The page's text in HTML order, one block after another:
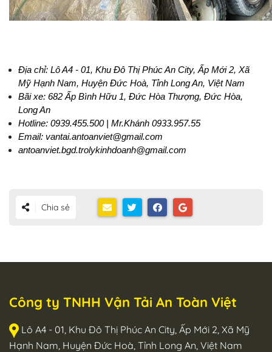
Địa chỉ: Lô A4 - 01, Khu Đô Thị Phúc An City, Ấp Mới 2, Xã
Mỹ Hạnh Nam, Huyện Đức Hoà, Tỉnh Long An, Việt Nam
Bãi xe: 682 Ấp Bình Hữu 1, Đức Hòa Thượng, Đức Hòa,
Long An
Hotline: 0939.455.500 | Mr.Khánh 0933.957.55
Email: vantai.antoanviet@gmail.com
antoanviet.bgd.trolykinhdoanh@gmail.com
Chia sẻ
Công ty TNHH Vận Tải An Toàn Việt
Lô A4 - 01, Khu Đô Thị Phúc An City, Ấp Mới 2, Xã Mỹ
Hạnh Nam, Huyện Đức Hoà, Tỉnh Long An, Việt Nam